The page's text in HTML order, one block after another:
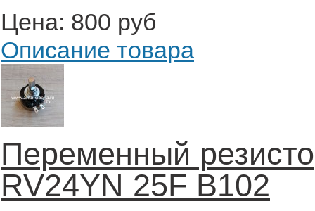
Цена: 800 руб
Описание товара
Переменный
RV24YN 25F B102